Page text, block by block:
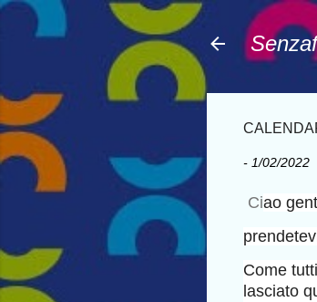
- 1/02/2022
Ciao
Come
lasciato